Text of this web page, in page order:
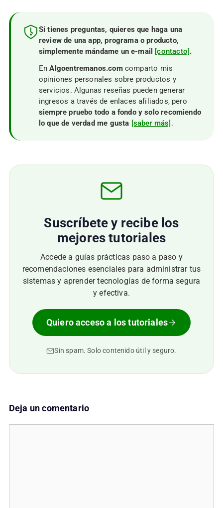
Si tienes preguntas, quieres que haga una
review de una app, programa o producto,
simplemente mándame un e-mail
[contacto].
EnAlgoentremanos.comcomparto mis
opiniones personales sobre productos y
servicios. Algunas reseñas pueden generar
ingresos a través de enlaces afiliados, pero
siempre pruebo todo a fondo y solo recomiendo
lo que de verdad me gusta [saber más] .
Suscríbete y recibe los
mejores tutoriales
Accede a guías prácticas paso a paso y
recomendaciones esenciales para administrar tus
sistemas y aprender tecnologías de forma segura
y efectiva.
Quiero acceso a los tutoriales
Sin spam. Solo contenido útil y seguro.
Deja un comentario